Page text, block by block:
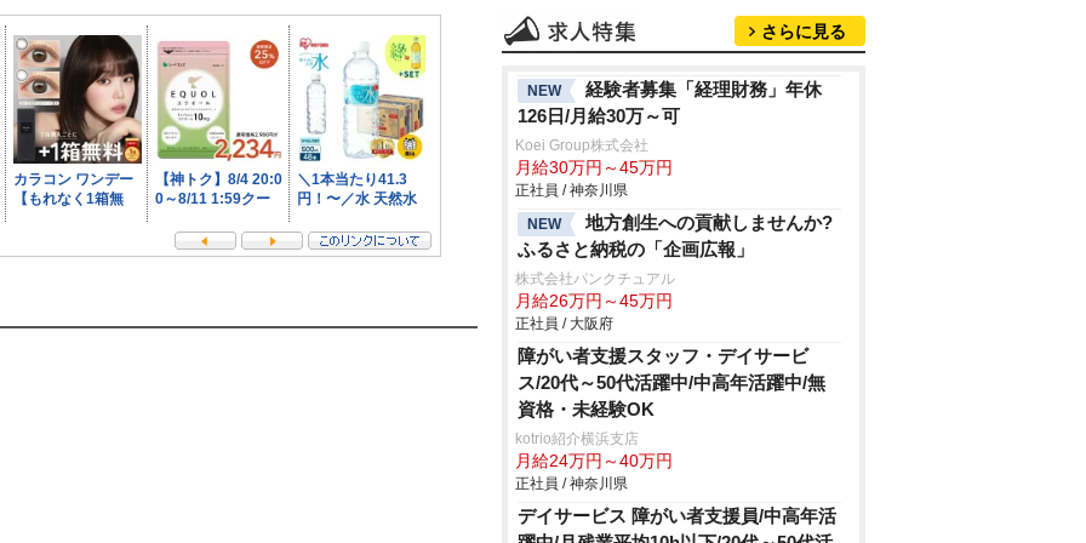
さらに見る
NEW
経験者募集「経理財務」年休
126日/月給30万～可
Koei Group株式会社
月給30万円～45万円
正社員 / 神奈川県
NEW
地方創生への貢献しませんか?
ふるさと納税の「企画広報」
株式会社パンクチュアル
月給26万円～45万円
正社員 / 大阪府
障がい者支援スタッフ・デイサービ
ス/20代～50代活躍中/中高年活躍中/無
資格・未経験OK
kotrio紹介横浜支店
月給24万円～40万円
正社員 / 神奈川県
デイサービス 障がい者支援員/中高年活